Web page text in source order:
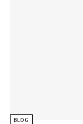
BLOG